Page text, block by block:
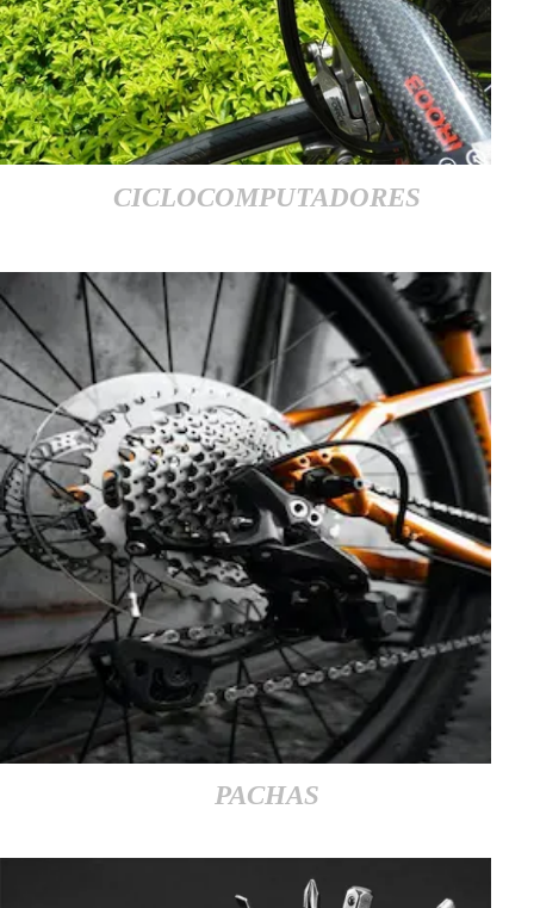
CICLOCOMPUTADORES
PACHAS